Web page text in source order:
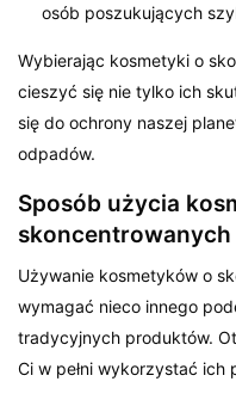
osób poszukujących
Wybierając kosmetyki o
cieszyć się nie tylko ich
się do ochrony naszej
odpadów.
Sposób użycia
skoncentrowanych
Używanie kosmetyków o
wymagać nieco innego
tradycyjnych produktów.
Ci w pełni wykorzystać ich